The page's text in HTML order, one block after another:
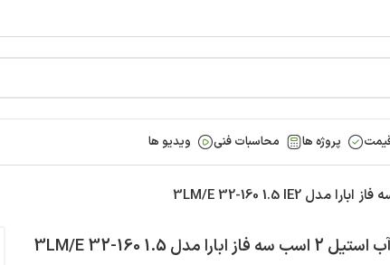
پروژه ها محاسبات فنی ویدیو ها
پمپ آب استيل 2 اسب سه فاز ابارا مدل 3LM/E 32-160 1.5